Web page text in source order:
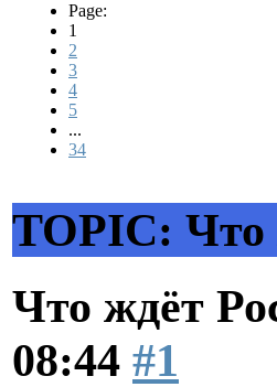
Page:
1
2
3
4
5
...
34
TOPIC: Что
Что ждёт
08:44 #1